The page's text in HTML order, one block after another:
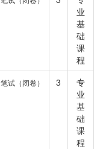
业
基
础
课
程
笔试（闭卷） 3
专
业
基
础
课
程